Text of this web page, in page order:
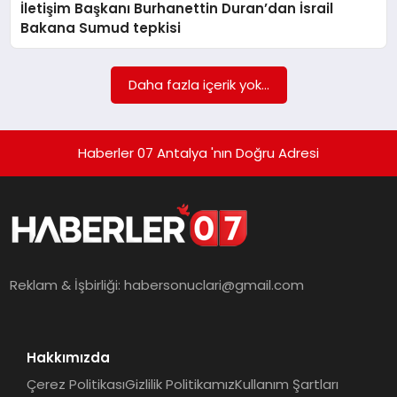
MAGAZIN
İletişim Başkanı Burhanettin Duran’dan İsrail
Bakana Sumud tepkisi
Daha fazla içerik yok...
Haberler 07 Antalya 'nın Doğru Adresi
Reklam & İşbirliği:habersonuclari@gmail.com
Hakkımızda
Çerez PolitikasıGizlilik PolitikamızKullanım Şartları